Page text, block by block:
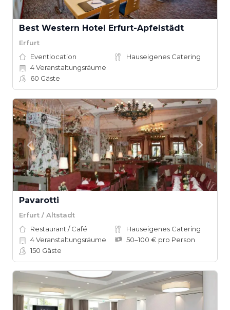
Best Western Hotel Erfurt-Apfelstädt
Erfurt
Eventlocation
Hauseigenes Catering
4Veranstaltungsräume
60 Gäste
Pavarotti
Erfurt / Altstadt
Restaurant / Café
Hauseigenes Catering
4Veranstaltungsräume
50–100 € pro Person
150 Gäste